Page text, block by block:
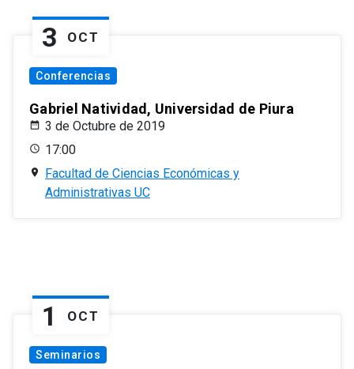
3 OCT
Conferencias
Gabriel Natividad, Universidad de Piura
3 de Octubre de 2019
17:00
Facultad de Ciencias Económicas y
Administrativas UC
1 OCT
Seminarios